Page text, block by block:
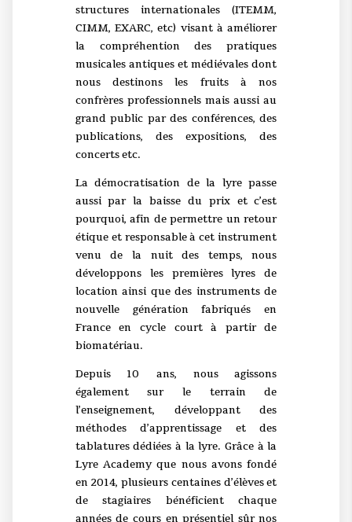
structures internationales (ITEMM,
CIMM, EXARC, etc) visant à améliorer
la compréhention des pratiques
musicales antiques et médiévales dont
nous destinons les fruits à nos
confrères professionnels mais aussi au
grand public par des conférences, des
publications, des expositions, des
concerts etc.
La démocratisation de la lyre passe
aussi par la baisse du prix et c’est
pourquoi, afin de permettre un retour
étique et responsable à cet instrument
venu de la nuit des temps, nous
développons les premières lyres de
location ainsi que des instruments de
nouvelle génération fabriqués en
France en cycle court à partir de
biomatériau.
Depuis 10 ans, nous agissons
également sur le terrain de
l’enseignement, développant des
méthodes d’apprentissage et des
tablatures dédiées à la lyre. Grâce à la
Lyre Academy que nous avons fondé
en 2014, plusieurs centaines d’élèves et
de stagiaires bénéficient chaque
années de cours en présentiel sûr nos